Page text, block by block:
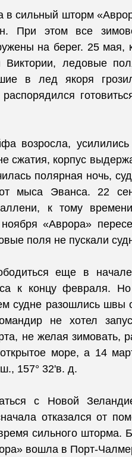
в сильный шторм
При этом все
на берег. 25 мая,
ледовые
в лед якоря
возросла,
сжатия, корпус
полярная ночь,
мыса Эванса. 22
к тому
«Аврора»
поля не пускали
еще в
к концу февраля.
судне разошлись швы
не хотел
не желая зимовать,
море, а 14
157° 32'в. д.
с Новой
отказался от
сильного шторма.
вошла в Порт-